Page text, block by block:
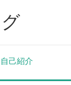
自己紹介